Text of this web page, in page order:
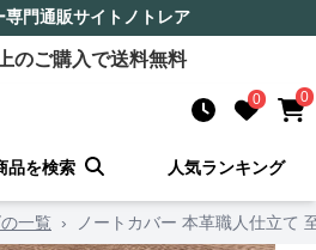
専門通販サイト ノトレア
のご購入で送料無料
0 0
品を検索 人気ランキング
一覧 › ノートカバー 本革職人仕立て